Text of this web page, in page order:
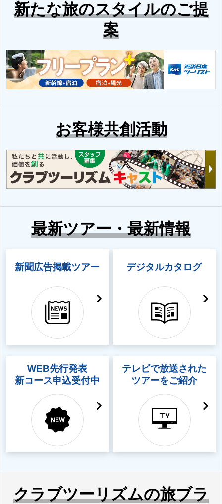
高野山ツアー・旅行
特集
集め・ご朱印めぐ
り」ツアー特集
「一日学校」の旅
お得に旅を楽しむな
ASS
ー
新たな旅のスタイルのご提
案
お客様共創活動
最新ツアー・最新情報
新聞広告掲載ツアー デジタルカタログ
WEB先行発表
新コース申込受付中
テレビで放送された
ツアーをご紹介
クラブツーリズムの旅ブラ